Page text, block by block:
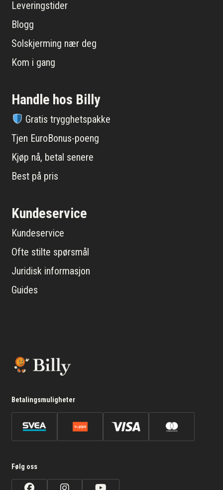
Leveringstider
Blogg
Solskjerming nær deg
Kom i gang
Handle hos Billy
Gratis trygghetspakke
Tjen EuroBonus-poeng
Kjøp nå, betal senere
Best på pris
Kundeservice
Kundeservice
Ofte stilte spørsmål
Juridisk informasjon
Guides
Betalingsmuligheter
Følg oss